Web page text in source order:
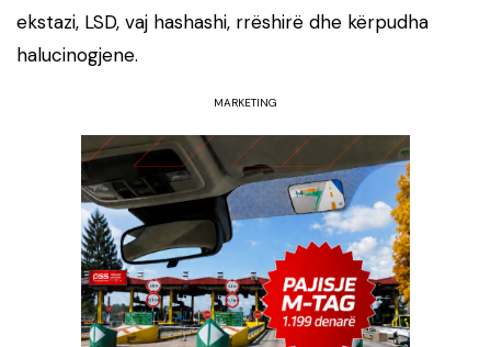
ekstazi, LSD, vaj hashashi, rrëshirë dhe kërpudha
halucinogjene.
MARKETING